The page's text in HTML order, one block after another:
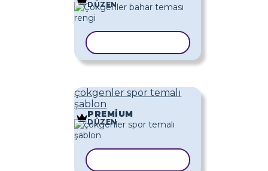
DÜZEN
çokgenler spor temalı
şablon
PREMIUM
DÜZEN